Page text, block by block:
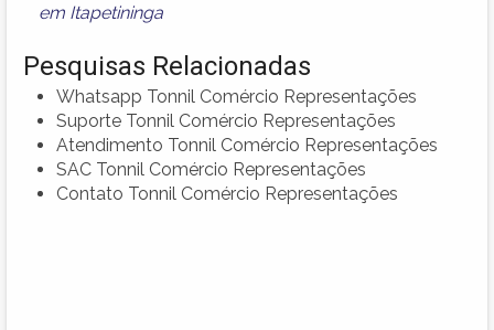
em Itapetininga
Pesquisas Relacionadas
Whatsapp Tonnil Comércio Representações
Suporte Tonnil Comércio Representações
Atendimento Tonnil Comércio Representações
SAC Tonnil Comércio Representações
Contato Tonnil Comércio Representações